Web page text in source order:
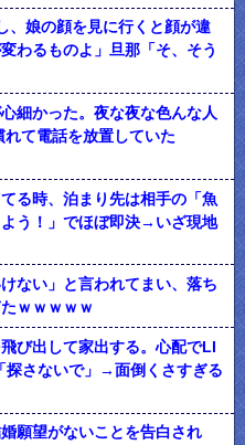
、娘の顔を見に行くと顔が違
わるものよ」旦那「そ、そう
細かった。夜な夜な色んな人
て電話を放置していた
る時、泊まり先は相手の「魚
う！」でほぼ即決→いざ現地
ない」と言われてまい、落ち
ｗｗｗｗｗ
び出して家出する。心配でLI
探さないで」→面倒くさすぎる
願望がないことを告白され